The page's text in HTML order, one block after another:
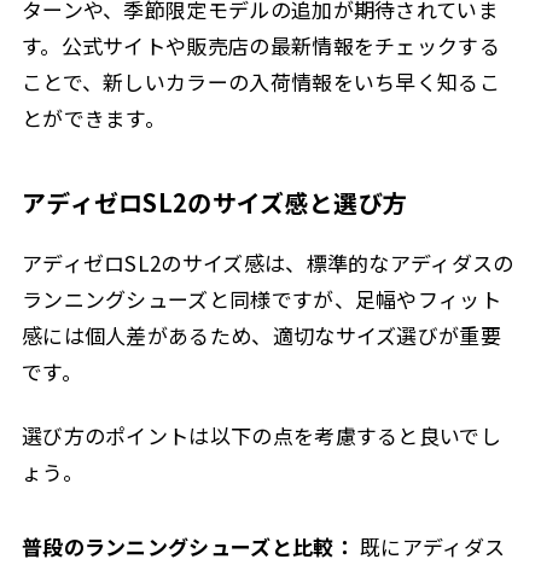
ターンや、季節限定モデルの追加が期待されていま
す。公式サイトや販売店の最新情報をチェックする
ことで、新しいカラーの入荷情報をいち早く知るこ
とができます。
アディゼロSL2のサイズ感と選び方
アディゼロSL2のサイズ感は、標準的なアディダスの
ランニングシューズと同様ですが、足幅やフィット
感には個人差があるため、適切なサイズ選びが重要
です。
選び方のポイントは以下の点を考慮すると良いでし
ょう。
普段のランニングシューズと比較： 既にアディダス